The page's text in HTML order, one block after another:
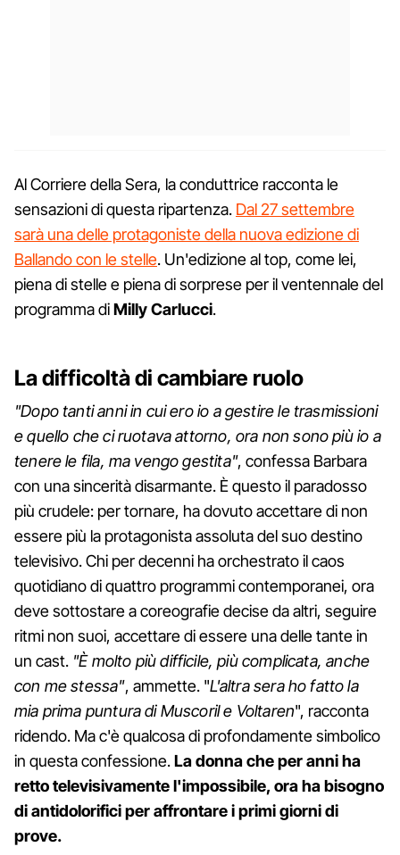
Al Corriere della Sera, la conduttrice racconta le
sensazioni di questa ripartenza. Dal 27 settembre
sarà una delle protagoniste della nuova edizione di
Ballando con le stelle. Un'edizione al top, come lei,
piena di stelle e piena di sorprese per il ventennale del
programma diMillyCarlucci.
La difficoltà di cambiare ruolo
"Dopo tanti anni in cui ero io a gestire le trasmissioni
e quello che ci ruotava attorno, ora non sono più io a
tenere le fila, ma vengo gestita", confessa Barbara
con una sincerità disarmante. È questo il paradosso
più crudele: per tornare, ha dovuto accettare di non
essere più la protagonista assoluta del suo destino
televisivo. Chi per decenni ha orchestrato il caos
quotidiano di quattro programmi contemporanei, ora
deve sottostare a coreografie decise da altri, seguire
ritmi non suoi, accettare di essere una delle tante in
un cast. "È molto più difficile, più complicata, anche
con me stessa", ammette. "L'altra sera ho fatto la
mia prima puntura di Muscoril e Voltaren", racconta
ridendo. Ma c'è qualcosa di profondamente simbolico
in questa confessione.La donna che per anni ha
retto televisivamente l'impossibile, ora ha bisogno
di antidolorifici per affrontare i primi giorni di
prove.